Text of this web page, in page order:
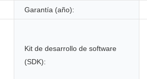
Garantía (año):
Kit de desarrollo de software
(SDK):